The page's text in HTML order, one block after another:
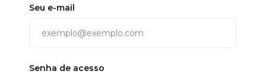
Seu e-mail
Senha de acesso